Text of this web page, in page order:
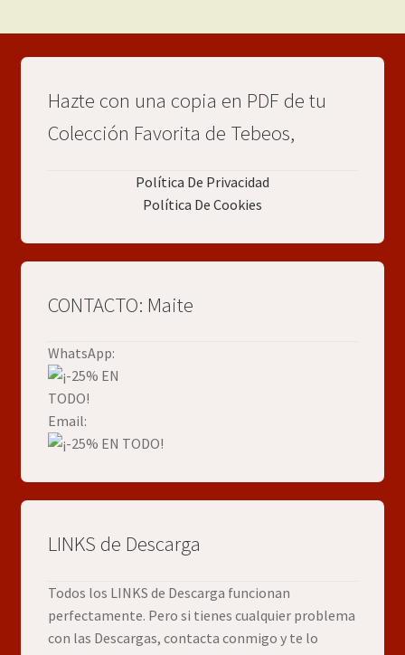
Hazte con una copia en PDF de tu
Colección Favorita de Tebeos,
Política De Privacidad
Política De Cookies
CONTACTO: Maite
WhatsApp:
Email:
LINKS de Descarga
Todos los LINKS de Descarga funcionan
perfectamente. Pero si tienes cualquier problema
con las Descargas, contacta conmigo y te lo